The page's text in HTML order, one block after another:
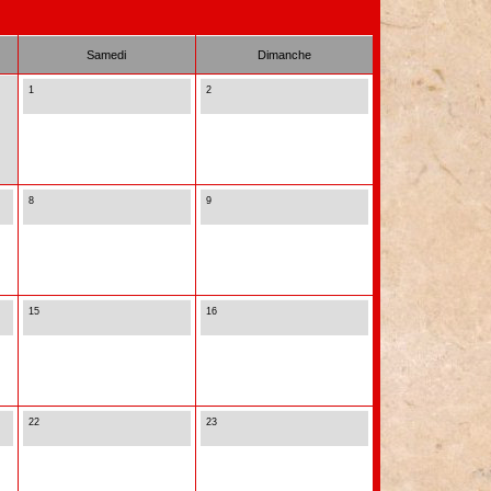
Samedi Dimanche
1 2
8 9
15 16
22 23